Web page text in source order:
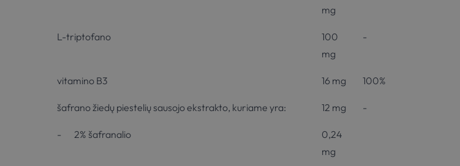
mg
L-triptofano
100
mg
-
vitamino B3 16 mg 100%
šafrano žiedų piestelių sausojo ekstrakto, kuriame yra: 12 mg -
- 2% šafranalio
0,24
mg